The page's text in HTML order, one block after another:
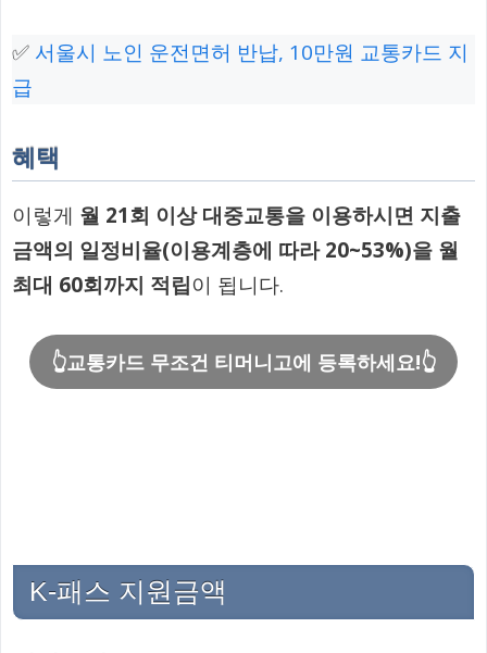
✅ 서울시 노인 운전면허 반납, 10만원 교통카드 지
급
혜택
이렇게 월 21회 이상 대중교통을 이용하시면 지출
금액의 일정비율(이용계층에 따라 20~53%)을 월
최대 60회까지 적립이 됩니다.
👆교통카드 무조건 티머니고에 등록하세요!👆
K-패스 지원금액